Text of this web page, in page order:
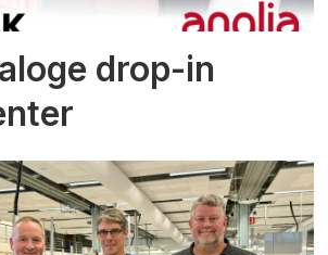
drop-in